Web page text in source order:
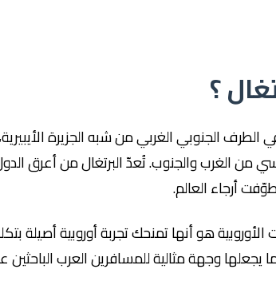
؟
الطرف الجنوبي الغربي من شبه الجزيرة
من الغرب والجنوب. تُعدّ البرتغال من أعرق
أرجاء العالم.
هو أنها تمنحك تجربة أوروبية أصيلة
ما يجعلها وجهة مثالية للمسافرين العرب